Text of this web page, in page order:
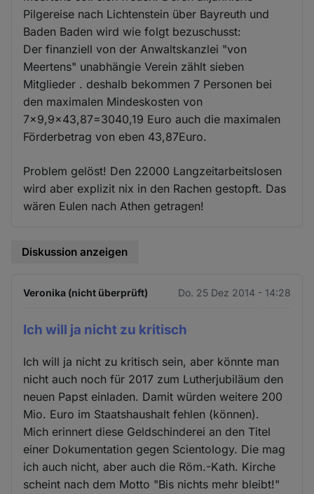
Pilgereise nach Lichtenstein über Bayreuth und
Baden Baden wird wie folgt bezuschusst:
Der finanziell von der Anwaltskanzlei "von
Meertens" unabhängie Verein zählt sieben
Mitglieder . deshalb bekommen 7 Personen bei
den maximalen Mindeskosten von
7x9,9x43,87=3040,19 Euro auch die maximalen
Förderbetrag von eben 43,87Euro.
Problem gelöst! Den 22000 Langzeitarbeitslosen
wird aber explizit nix in den Rachen gestopft. Das
wären Eulen nach Athen getragen!
Diskussion anzeigen
Veronika (nicht überprüft) Do. 25 Dez 2014 - 14:28
Ich will ja nicht zu kritisch
Ich will ja nicht zu kritisch sein, aber könnte man
nicht auch noch für 2017 zum Lutherjubiläum den
neuen Papst einladen. Damit würden weitere 200
Mio. Euro im Staatshaushalt fehlen (können).
Mich erinnert diese Geldschinderei an den Titel
einer Dokumentation gegen Scientology. Die mag
ich auch nicht, aber auch die Röm.-Kath. Kirche
scheint nach dem Motto "Bis nichts mehr bleibt!"